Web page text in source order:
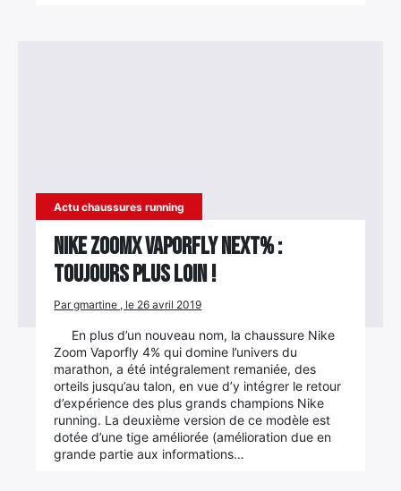
Actu chaussures running
Nike ZoomX Vaporfly NEXT% :
toujours plus loin !
Par gmartine , le 26 avril 2019
En plus d’un nouveau nom, la chaussure Nike
Zoom Vaporfly 4% qui domine l’univers du
marathon, a été intégralement remaniée, des
orteils jusqu’au talon, en vue d’y intégrer le retour
d’expérience des plus grands champions Nike
running. La deuxième version de ce modèle est
dotée d’une tige améliorée (amélioration due en
grande partie aux informations…